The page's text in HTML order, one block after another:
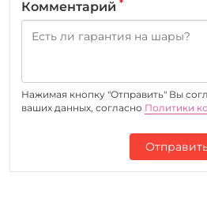
Комментарий *
Нажимая кнопку "Отправить" Вы
ваших данных, согласно Политики